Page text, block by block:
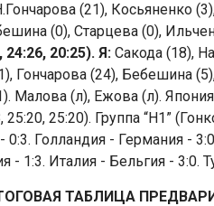
(21), Косьяненко
(0), Старцева (0),
20:25). Я: Сакода (18),
Гончарова (24), Бебешина
Малова (л), Ежова (л).
25:20). Группа “Н1”
Голландия - Германия -
- 1:3. Италия - Бельгия - 3:0.
ТАБЛИЦА